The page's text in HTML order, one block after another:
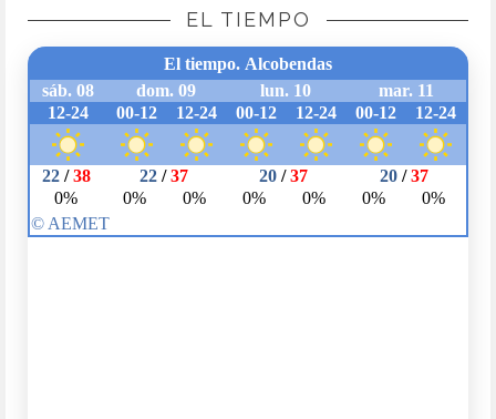
EL TIEMPO